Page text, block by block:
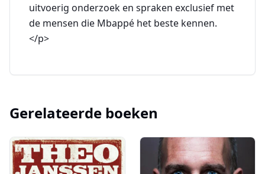
uitvoerig onderzoek en spraken exclusief met
de mensen die Mbappé het beste kennen.
</p>
Gerelateerde boeken